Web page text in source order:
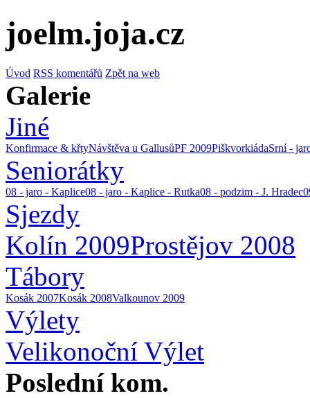
joelm.joja.cz
Úvod RSS komentářů Zpět na web
Galerie
Jiné
Konfirmace & křtyNávštěva u GallusůPF 2009PiškvorkiádaSrní -
Seniorátky
08 - jaro - Kaplice08 - jaro - Kaplice - Rutka08 - podzim - J. Hradec
Sjezdy
Kolín 2009Prostějov 2008
Tábory
Kosák 2007Kosák 2008Valkounov 2009
Výlety
Velikonoční Výlet
Poslední kom.